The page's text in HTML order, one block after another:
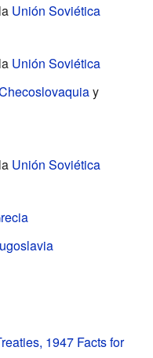
Unión Soviética
Unión Soviética
y
Unión Soviética
1947 Facts for